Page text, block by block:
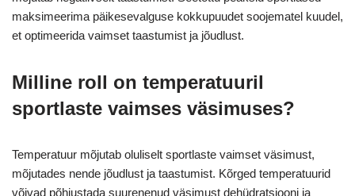
maksimeerima päikesevalguse kokkupuudet soojematel kuudel,
et optimeerida vaimset taastumist ja jõudlust.
Milline roll on temperatuuril
sportlaste vaimses väsimuses?
Temperatuur mõjutab oluliselt sportlaste vaimset väsimust,
mõjutades nende jõudlust ja taastumist. Kõrged temperatuurid
võivad põhjustada suurenenud väsimust dehüdratsiooni ja